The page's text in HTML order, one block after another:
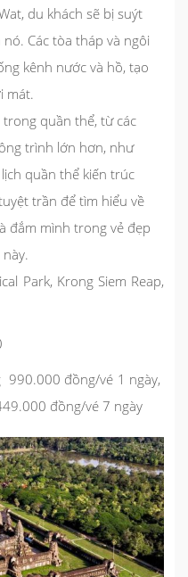
du khách sẽ bị suýt
Các tòa tháp và ngôi
kênh nước và hồ, tạo
mát.
quần thể, từ các
trình lớn hơn, như
quần thể kiến trúc
trần để tìm hiểu về
đắm mình trong vẻ đẹp
Park, Krong Siem Reap,
990.000 đồng/vé 1 ngày,
đồng/vé 7 ngày